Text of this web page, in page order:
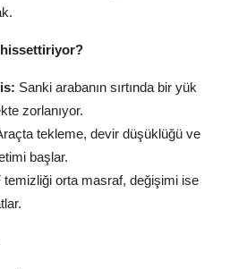
hissettiriyor?
Sanki arabanın sırtında bir yük
zorlanıyor.
tekleme, devir düşüklüğü ve
başlar.
temizliği orta masraf, değişimi ise